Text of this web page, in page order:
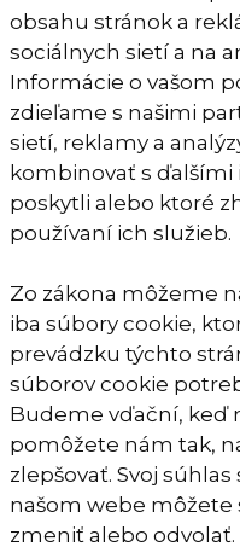
obsahu stránok a
sociálnych sietí a na
Informácie o vašom
zdieľame s našimi
sietí, reklamy a
kombinovať s
poskytli alebo ktoré
používaní ich služieb.
Zo zákona môžeme
iba súbory cookie,
prevádzku týchto
súborov cookie
Budeme vďační, keď
pomôžete nám tak,
zlepšovať. Svoj
našom webe
zmeniť alebo odvolať.